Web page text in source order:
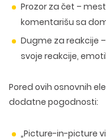
Prozor za čet –
komentarišu sa
Dugme za reakcije
svoje reakcije,
Pored ovih osnovnih
dodatne pogodnosti:
„Picture-in-picture